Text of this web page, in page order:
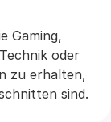
Gaming,
oder
zu erhalten,
sind.